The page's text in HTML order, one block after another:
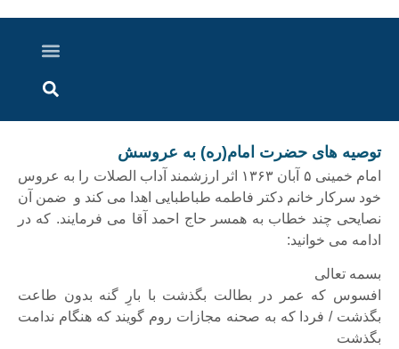
توصیه های حضرت امام(ره) به عروسش
امام خمینی ۵ آبان ۱۳۶۳ اثر ارزشمند آداب الصلات را به عروس
خود سرکار خانم دکتر فاطمه طباطبایی اهدا می کند و ضمن آن
نصایحی چند خطاب به همسر حاج احمد آقا می فرمایند. که در
ادامه می خوانید:
بسمه تعالی
افسوس که عمر در بطالت بگذشت با بارِ گنه بدون طاعت
بگذشت‌ / فردا که به صحنه مجازات روم گویند که هنگام ندامت
بگذشت‌